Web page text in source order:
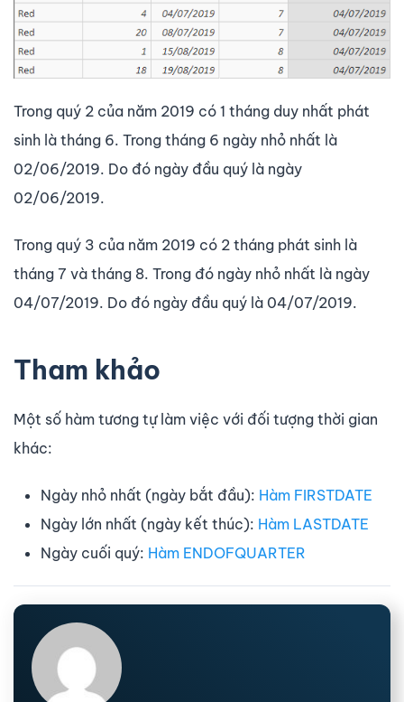
Trong quý 2 của năm 2019 có 1 tháng duy nhất phát
sinh là tháng 6. Trong tháng 6 ngày nhỏ nhất là
02/06/2019. Do đó ngày đầu quý là ngày
02/06/2019.
Trong quý 3 của năm 2019 có 2 tháng phát sinh là
tháng 7 và tháng 8. Trong đó ngày nhỏ nhất là ngày
04/07/2019. Do đó ngày đầu quý là 04/07/2019.
Tham khảo
Một số hàm tương tự làm việc với đối tượng thời gian
khác:
Ngày nhỏ nhất (ngày bắt đầu): Hàm FIRSTDATE
Ngày lớn nhất (ngày kết thúc): Hàm LASTDATE
Ngày cuối quý: Hàm ENDOFQUARTER